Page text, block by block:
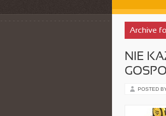
Archive
NIE
POSTED